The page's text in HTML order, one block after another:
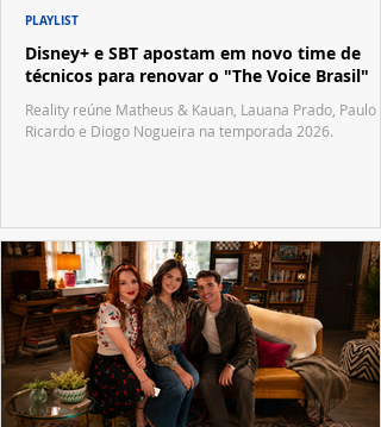
Disney+ e SBT apostam em novo time de
técnicos para renovar o "The Voice Brasil"
Reality reúne Matheus & Kauan, Lauana Prado, Paulo
Ricardo e Diogo Nogueira na temporada 2026.
PLAYLIST